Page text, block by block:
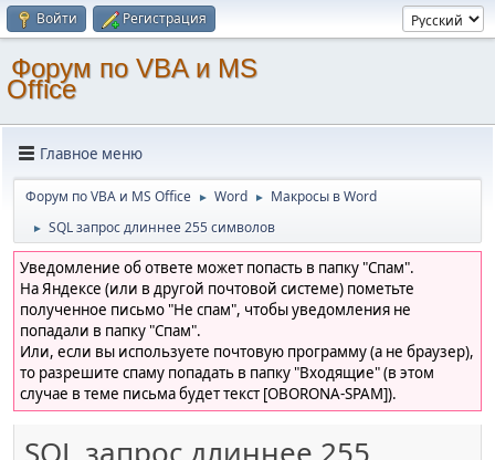
Войти Регистрация
Форум по VBA и MS
Office
Главное меню
Форум по VBA и MS Office ► Word ► Макросы в Word
► SQL запрос длиннее 255 символов
Уведомление об ответе может попасть в папку "Спам".
На Яндексе (или в другой почтовой системе) пометьте
полученное письмо "Не спам", чтобы уведомления не
попадали в папку "Спам".
Или, если вы используете почтовую программу (а не браузер),
то разрешите спаму попадать в папку "Входящие" (в этом
случае в теме письма будет текст [OBORONA-SPAM]).